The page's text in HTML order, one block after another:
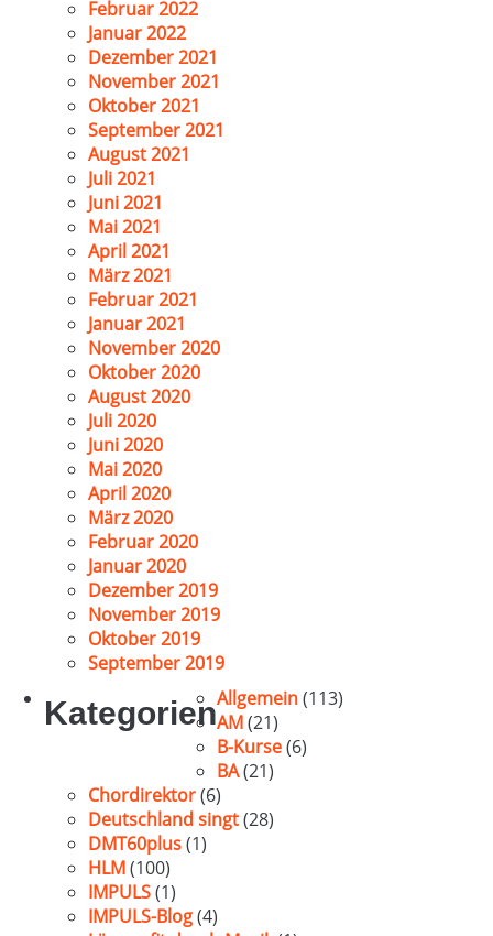
Februar 2022
Januar 2022
Dezember 2021
November 2021
Oktober 2021
September 2021
August 2021
Juli 2021
Juni 2021
Mai 2021
April 2021
März 2021
Februar 2021
Januar 2021
November 2020
Oktober 2020
August 2020
Juli 2020
Juni 2020
Mai 2020
April 2020
März 2020
Februar 2020
Januar 2020
Dezember 2019
November 2019
Oktober 2019
September 2019
KategorienAllgemein(113)
AM(21)
B-Kurse(6)
BA(21)
Chordirektor(6)
Deutschland singt(28)
DMT60plus(1)
HLM(100)
IMPULS(1)
IMPULS-Blog(4)